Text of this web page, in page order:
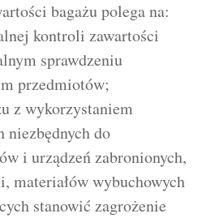
bagażu polega na:
kontroli zawartości
sprawdzeniu
przedmiotów;
z wykorzystaniem
niezbędnych do
i urządzeń zabronionych,
materiałów wybuchowych
stanowić zagrożenie